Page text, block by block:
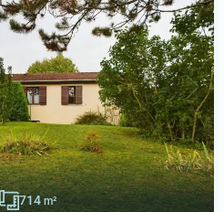
714m²